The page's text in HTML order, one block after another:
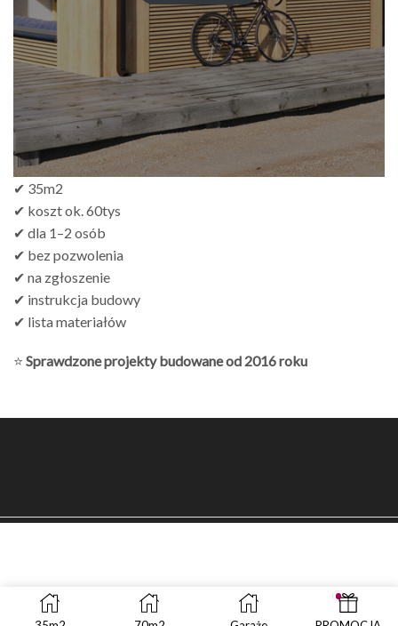
✔ 35m2
✔ koszt ok. 60tys
✔ dla 1–2 osób
✔ bez pozwolenia
✔ na zgłoszenie
✔ instrukcja budowy
✔ lista materiałów
⭐ Sprawdzone projekty budowane od 2016 roku